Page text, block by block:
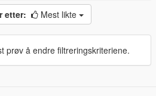
etter: Mest likte
prøv å endre filtreringskriteriene.